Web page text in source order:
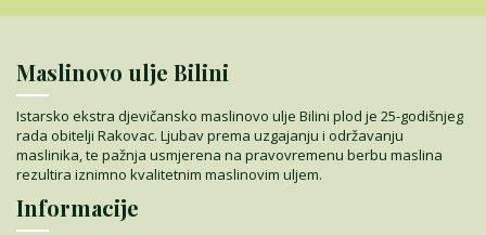
Maslinovo ulje Bilini
Istarsko ekstra djevičansko maslinovo ulje Bilini plod je 25-godišnjeg
rada obitelji Rakovac. Ljubav prema uzgajanju i održavanju
maslinika, te pažnja usmjerena na pravovremenu berbu maslina
rezultira iznimno kvalitetnim maslinovim uljem.
Informacije